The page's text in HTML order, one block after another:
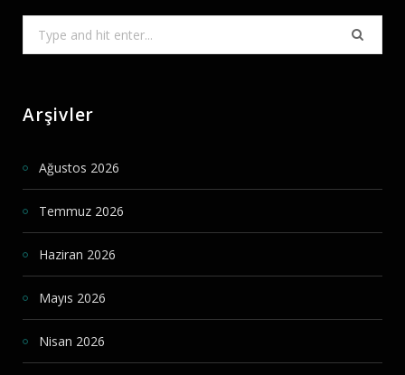
Arşivler
Ağustos 2026
Temmuz 2026
Haziran 2026
Mayıs 2026
Nisan 2026